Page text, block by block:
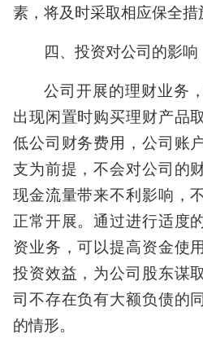
素，将及时采取相应保全措
四、投资对公司的影响
公司开展的理财业务
出现闲置时购买理财产品
低公司财务费用，公司账
支为前提，不会对公司的
现金流量带来不利影响，
正常开展。通过进行适度
资业务，可以提高资金使
投资效益，为公司股东谋
司不存在负有大额负债的
的情形。